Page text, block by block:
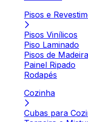
Pisos e
Pisos Vinílicos
Piso Laminado
Pisos de Madeira
Painel Ripado
Rodapés
Cozinha
Cubas para